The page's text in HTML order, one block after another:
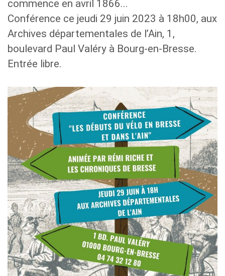
commence en avril 1866...
Conférence ce jeudi 29 juin 2023 à 18h00, aux
Archives départementales de l’Ain, 1,
boulevard Paul Valéry à Bourg-en-Bresse.
Entrée libre.